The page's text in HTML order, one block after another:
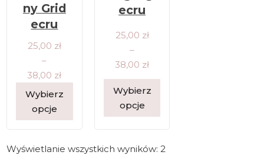
ny Grid
ecru
25,00 zł
–
38,00 zł
Zakres cen: od 25,00 zł do 38,00 zł
Wybierz
opcje
ecru
25,00 zł
–
38,00 zł
Zakres cen: od 25,00 zł do 38,00 zł
Wybierz
opcje
Wyświetlanie wszystkich wyników: 2